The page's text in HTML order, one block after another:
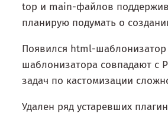
top и main-файлов
планирую подумать о
Появился html-
шаблонизатора совпадают с
задач по кастомизации
Удален ряд устаревших